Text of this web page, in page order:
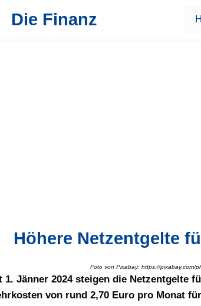
Die Finanz
Höhere Netzentgelte
Foto von Pixabay: https://pixabay.com/
1. Jänner 2024 steigen die Netzentgelte
von rund 2,70 Euro pro Monat